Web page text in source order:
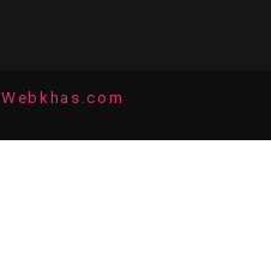
Webkhas.com